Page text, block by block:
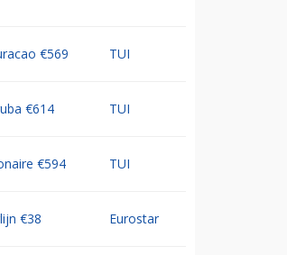
€569 TUI
€614 TUI
€594 TUI
€38 Eurostar